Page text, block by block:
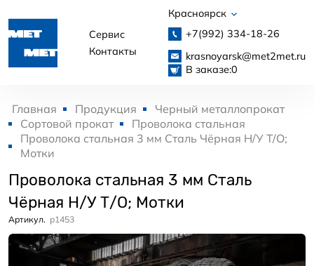
Сервис
Контакты
Красноярск
+7(992) 334-18-26
krasnoyarsk@met2met.ru
В заказе:0
Главная Продукция
Черный металлопрокат
Сортовой прокат
Проволока стальная
Проволока стальная 3 мм Сталь Чёрная Н/У Т/О;
Мотки
Проволока стальная 3 мм Сталь
Чёрная Н/У Т/О; Мотки
Артикул. p1453